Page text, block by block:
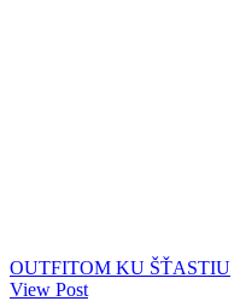
OUTFITOM KU ŠŤASTIU
View Post